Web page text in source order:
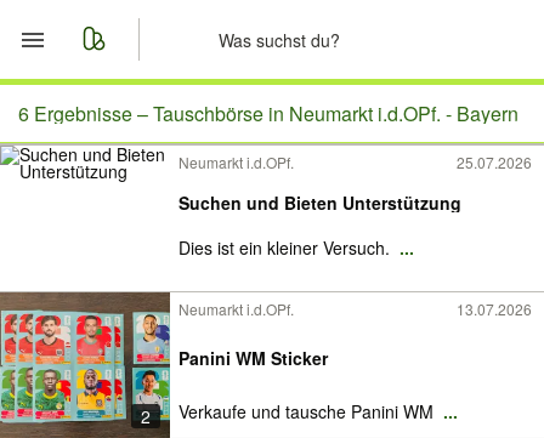
Start
Merkliste
Anzeige aufgeben
6 Ergebnisse –Tauschbörse in Neumarkt i.d.OPf. - Bayern
Neumarkt i.d.OPf. 25.07.2026
Suchen und Bieten Unterstützung
Dies ist ein kleiner Versuch. ...
2
Neumarkt i.d.OPf. 13.07.2026
Panini WM Sticker
Verkaufe und tausche Panini WM ...